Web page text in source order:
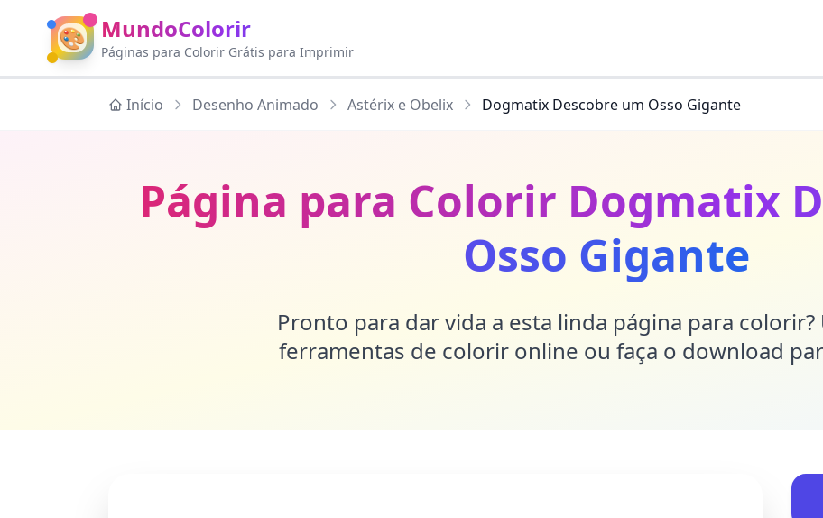
🎨 MundoColorir
Páginas para Colorir Grátis para Imprimir
Início Desenho Animado Astérix e Obelix Dogmatix Descobre um Osso Gigante
Página para Colorir Dogmatix
Osso Gigante
Pronto para dar vida a esta linda página para colorir?
ferramentas de colorir online ou faça o download